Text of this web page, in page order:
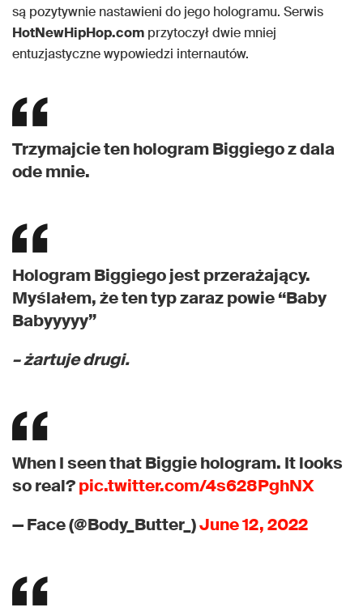
są pozytywnie nastawieni do jego hologramu. Serwis
HotNewHipHop.com przytoczył dwie mniej
entuzjastyczne wypowiedzi internautów.
Trzymajcie ten hologram Biggiego z dala
ode mnie.
Hologram Biggiego jest przerażający.
Myślałem, że ten typ zaraz powie “Baby
Babyyyyy”
– żartuje drugi.
When I seen that Biggie hologram. It looks
so real?pic.twitter.com/4s628PghNX
— Face (@Body_Butter_)June 12, 2022